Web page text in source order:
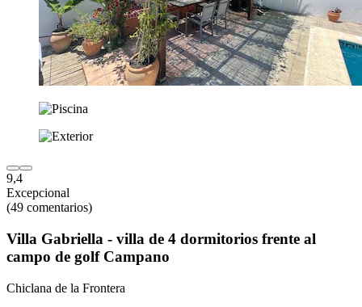
9,4
Excepcional
(49 comentarios)
Villa Gabriella - villa de 4 dormitorios frente al
campo de golf Campano
Chiclana de la Frontera